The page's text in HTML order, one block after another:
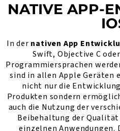
NATIVE APP-
In der nativen App
Swift, Objective C
Programmiersprachen
sind in allen Apple
nicht nur die
Produkten sondern
auch die Nutzung der
Beibehaltung der
einzelnen Anwendungen.